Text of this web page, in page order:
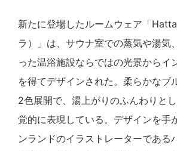
新たに登場したルームウェア「
ラ）」は、サウナ室での蒸気や湯気
った温浴施設ならではの光景からイ
を得てデザインされた。柔らかなブ
2色展開で、湯上がりのふんわりと
覚的に表現している。デザインを手
ンランドのイラストレーターである